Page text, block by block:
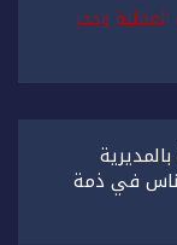
العقلية وحجز
في ذمة